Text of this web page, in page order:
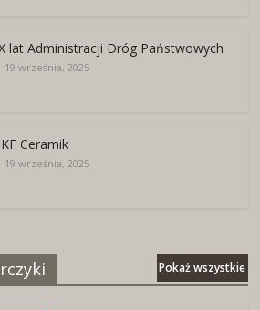
lat Administracji Dróg Państwowych
19 września, 2025
Ceramik
19 września, 2025
Pokaż wszystkie